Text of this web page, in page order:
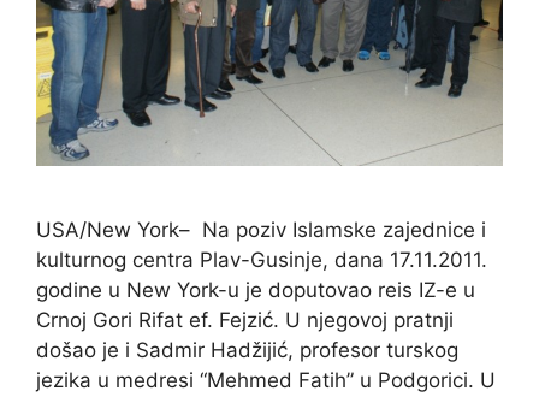
USA/New York– Na poziv Islamske zajednice i
kulturnog centra Plav-Gusinje, dana 17.11.2011.
godine u New York-u je doputovao reis IZ-e u
Crnoj Gori Rifat ef. Fejzić. U njegovoj pratnji
došao je i Sadmir Hadžijić, profesor turskog
jezika u medresi “Mehmed Fatih” u Podgorici. U